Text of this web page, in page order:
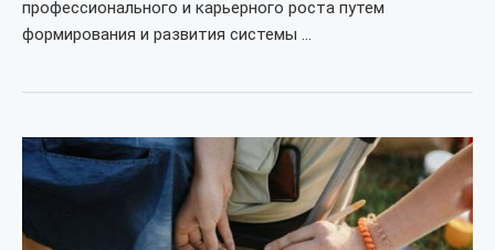
профессионального и карьерного роста путем
формирования и развития системы …